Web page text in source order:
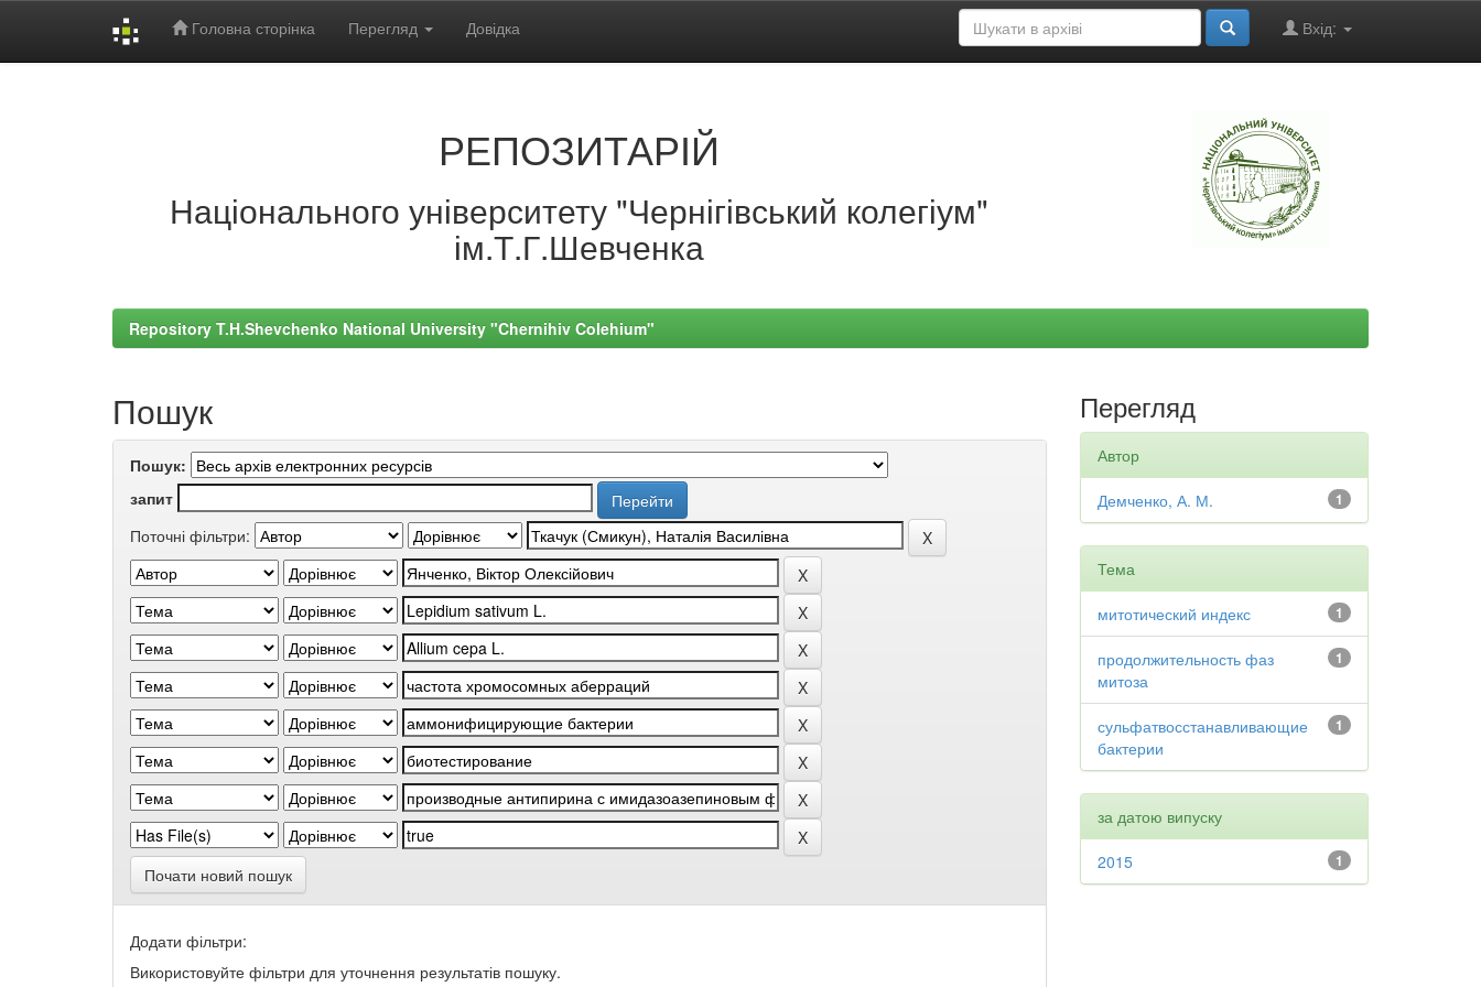
Головна сторінка Перегляд Довідка Вхід:
РЕПОЗИТАРІЙ
Національного університету "Чернігівський колегіум"
ім.Т.Г.Шевченка
Repository T.H.Shevchenko National University "Chernihiv Colehium"
Пошук
Пошук:
запит
Поточні фільтри:
Почати новий пошук
Додати фільтри:
Використовуйте фільтри для уточнення результатів пошуку.
Перегляд
Автор
1
Демченко, А. М.
Тема
1
митотический индекс
1
продолжительность фаз
митоза
1
сульфатвосстанавливающие
бактерии
за датою випуску
1
2015